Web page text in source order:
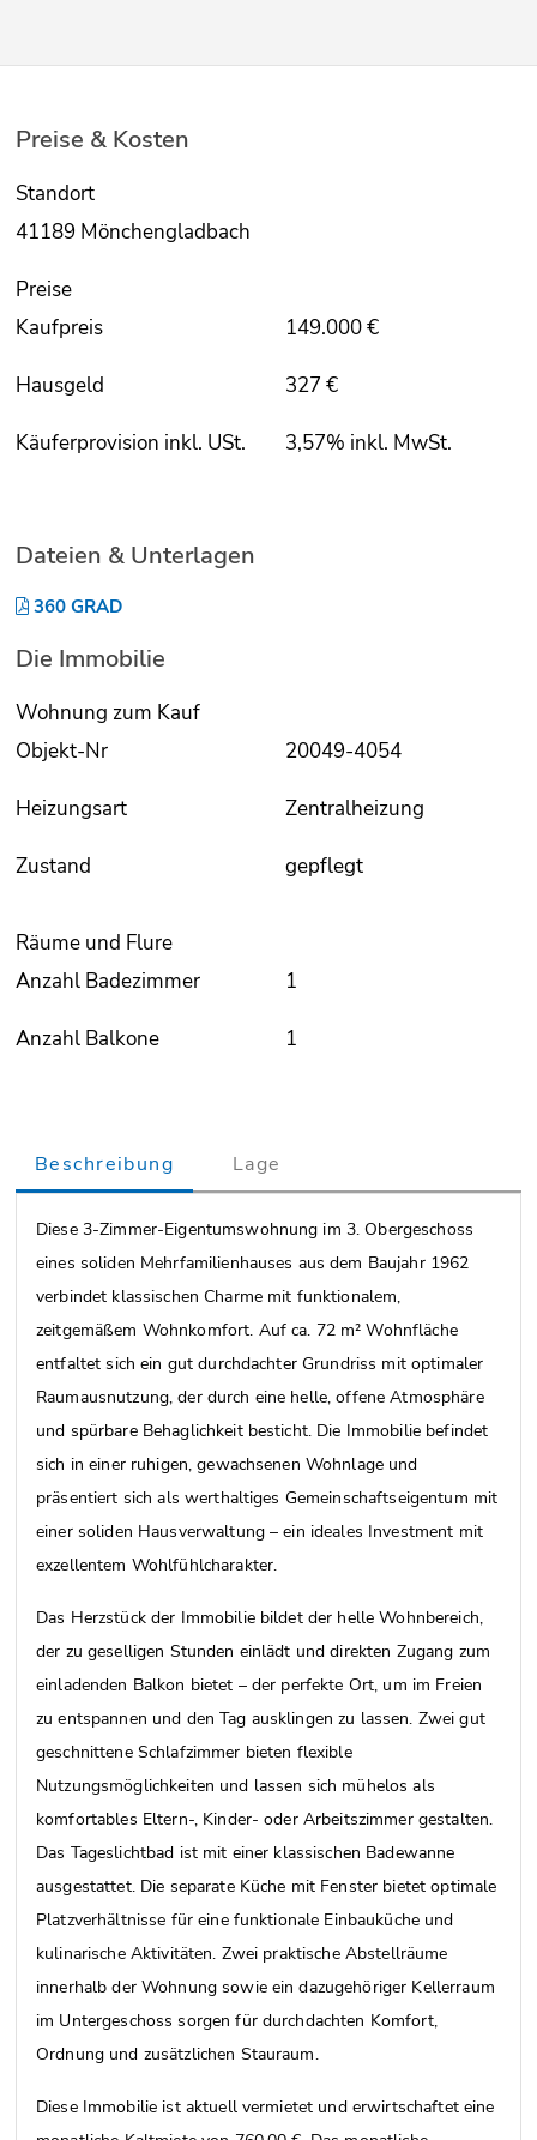
Preise & Kosten
Standort
41189 Mönchengladbach
Preise
Kaufpreis
149.000 €
Hausgeld 327 €
Käuferprovision inkl. USt. 3,57% inkl. MwSt.
Dateien & Unterlagen
360 GRAD
Die Immobilie
Wohnung zum Kauf
Objekt-Nr
20049-4054
Heizungsart Zentralheizung
Zustand gepflegt
Räume und Flure
Anzahl Badezimmer
1
Anzahl Balkone 1
Beschreibung Lage
Diese 3-Zimmer-Eigentumswohnung im 3. Obergeschoss
eines soliden Mehrfamilienhauses aus dem Baujahr 1962
verbindet klassischen Charme mit funktionalem,
zeitgemäßem Wohnkomfort. Auf ca. 72 m² Wohnfläche
entfaltet sich ein gut durchdachter Grundriss mit optimaler
Raumausnutzung, der durch eine helle, offene Atmosphäre
und spürbare Behaglichkeit besticht. Die Immobilie befindet
sich in einer ruhigen, gewachsenen Wohnlage und
präsentiert sich als werthaltiges Gemeinschaftseigentum mit
einer soliden Hausverwaltung – ein ideales Investment mit
exzellentem Wohlfühlcharakter.
Das Herzstück der Immobilie bildet der helle Wohnbereich,
der zu geselligen Stunden einlädt und direkten Zugang zum
einladenden Balkon bietet – der perfekte Ort, um im Freien
zu entspannen und den Tag ausklingen zu lassen. Zwei gut
geschnittene Schlafzimmer bieten flexible
Nutzungsmöglichkeiten und lassen sich mühelos als
komfortables Eltern-, Kinder- oder Arbeitszimmer gestalten.
Das Tageslichtbad ist mit einer klassischen Badewanne
ausgestattet. Die separate Küche mit Fenster bietet optimale
Platzverhältnisse für eine funktionale Einbauküche und
kulinarische Aktivitäten. Zwei praktische Abstellräume
innerhalb der Wohnung sowie ein dazugehöriger Kellerraum
im Untergeschoss sorgen für durchdachten Komfort,
Ordnung und zusätzlichen Stauraum.
Diese Immobilie ist aktuell vermietet und erwirtschaftet eine